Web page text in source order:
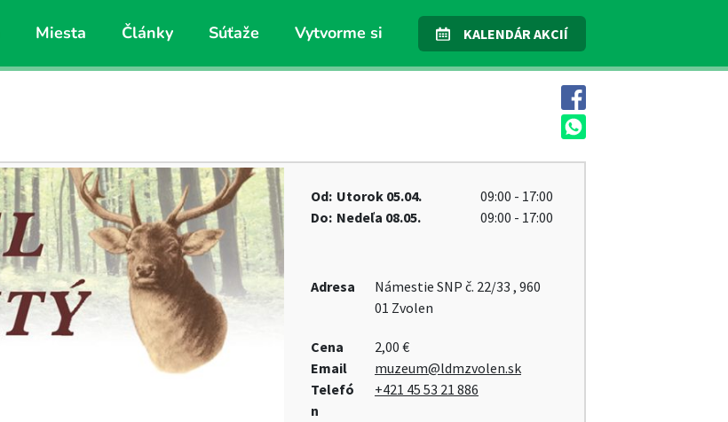
Miesta Články Súťaže Vytvorme si KALENDÁR AKCIÍ
Od: Utorok05.04.
09:00 - 17:00
Do: Nedeľa 08.05. 09:00 - 17:00
Adresa
Námestie SNP č. 22/33 , 960
01 Zvolen
Cena
2,00 €
Email
muzeum@ldmzvolen.sk
Telefó
n
+421 45 53 21 886